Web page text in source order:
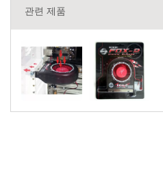
관련 제품